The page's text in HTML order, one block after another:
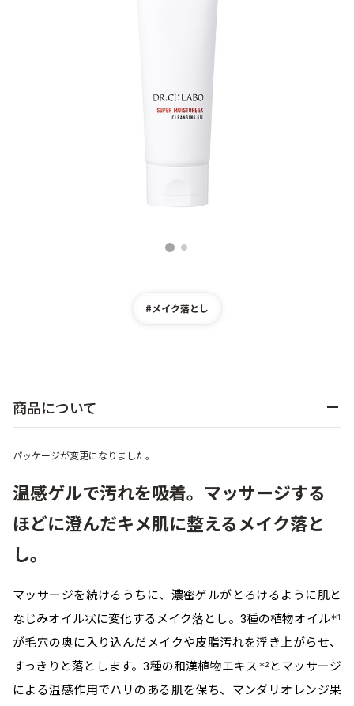
商品カテゴリーから探す TOP
シミ・そばかす
シワ
ベストコスメ受賞商品
1 2
#メイク落とし
商品について
パッケージが変更になりました。
温感ゲルで汚れを吸着。マッサージする
ほどに澄んだキメ肌に整えるメイク落と
し。
マッサージを続けるうちに、濃密ゲルがとろけるように肌と
なじみオイル状に変化するメイク落とし。3種の植物オイル ＊1
が毛穴の奥に入り込んだメイクや皮脂汚れを浮き上がらせ、
すっきりと落とします。3種の和漢植物エキス ＊2とマッサージ
による温感作用でハリのある肌を保ち、マンダリオレンジ果